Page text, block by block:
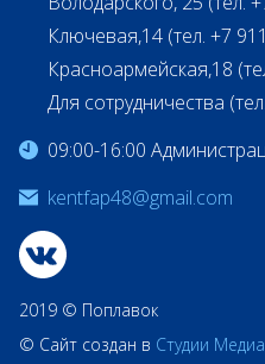
Ключевая,14 (тел. +7
Красноармейская,18
Для сотрудничества
09:00-16:00
kentfap48@gmail.com
2019 © Поплавок
© Сайт создан в Студии